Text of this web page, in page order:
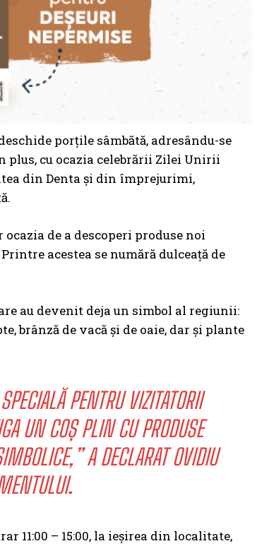
porțile sâmbătă, adresându-se
cu ocazia celebrării Zilei Unirii
din Denta și din împrejurimi,
de a descoperi produse noi
acestea se numără dulceață de
au devenit deja un simbol al regiunii:
brânză de vacă și de oaie, dar și plante
PENTRU VIZITATORII
UN COȘ PLIN CU PRODUSE
A DECLARAT OVIDIU
11:00 – 15:00, la ieșirea din localitate,